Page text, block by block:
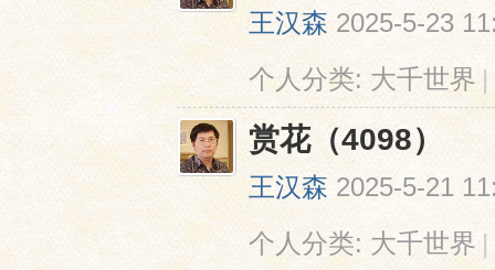
王汉森 2025-5-23
个人分类: 大千世界 |
赏花（4098）
王汉森 2025-5-21
个人分类: 大千世界 |